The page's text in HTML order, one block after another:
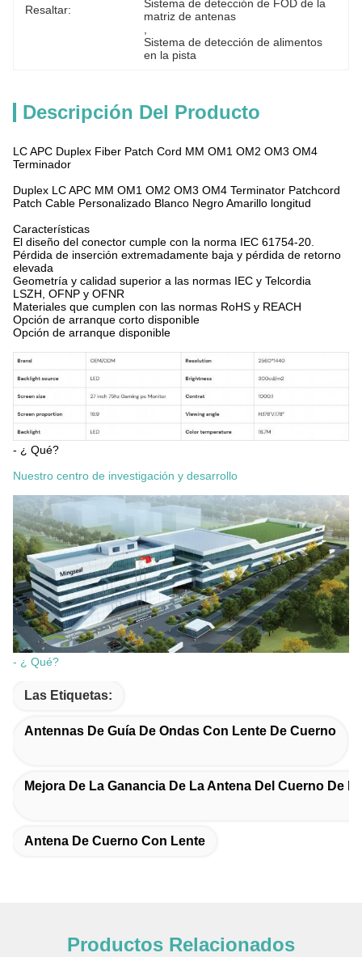
Resaltar:
Sistema de detección de FOD de la
matriz de antenas
Sistema de detección de alimentos
en la pista
Descripción Del Producto
LC APC Duplex Fiber Patch Cord MM OM1 OM2 OM3 OM4
Terminador
Duplex LC APC MM OM1 OM2 OM3 OM4 Terminator Patchcord
Patch Cable Personalizado Blanco Negro Amarillo longitud
Características
El diseño del conector cumple con la norma IEC 61754-20.
Pérdida de inserción extremadamente baja y pérdida de retorno
elevada
Geometría y calidad superior a las normas IEC y Telcordia
LSZH, OFNP y OFNR
Materiales que cumplen con las normas RoHS y REACH
Opción de arranque corto disponible
Opción de arranque disponible
- ¿ Qué?
Nuestro centro de investigación y desarrollo
- ¿ Qué?
Las Etiquetas:
Antennas De Guía De Ondas Con Lente De Cuerno
Mejora De La Ganancia De La Antena Del Cuerno De
Antena De Cuerno Con Lente
Productos Relacionados